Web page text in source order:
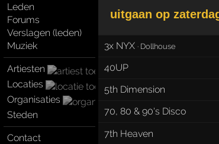
Leden
Forums
Verslagen (leden)
Muziek
Artiesten
Locaties
Organisaties
Steden
Contact
uitgaan op
3x NYX · Dollhouse
40UP
5th Dimension
70, 80 & 90's Disco
7th Heaven